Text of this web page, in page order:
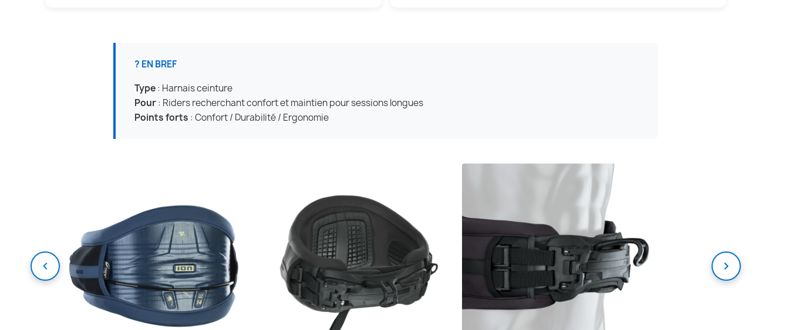
? EN BREF
Type: Harnais ceinture
Pour: Riders recherchant confort et maintien pour sessions longues
Points forts : Confort / Durabilité / Ergonomie